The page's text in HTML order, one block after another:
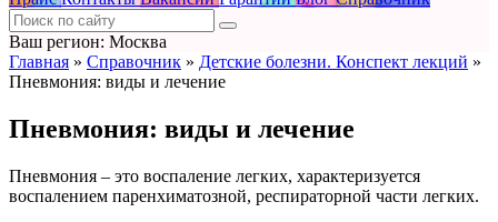
Ваш регион: Москва
Главная » Справочник » Детские болезни. Конспект лекций »
Пневмония: виды и лечение
Пневмония: виды и лечение
Пневмония – это воспаление легких, характеризуется
воспалением паренхиматозной, респираторной части легких.